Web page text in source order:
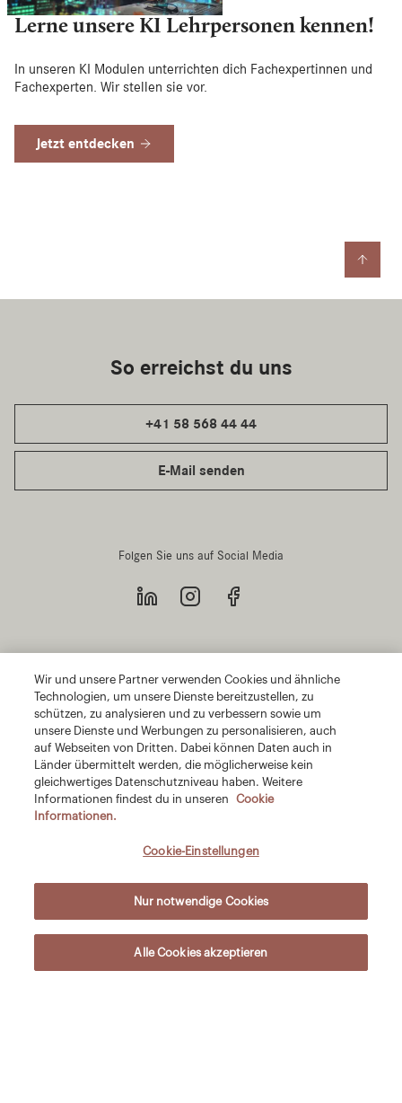
Wir und unsere Partner verwenden Cookies und ähnliche
Technologien, um unsere Dienste bereitzustellen, zu
schützen, zu analysieren und zu verbessern sowie um
unsere Dienste und Werbungen zu personalisieren, auch
auf Webseiten von Dritten. Dabei können Daten auch in
Länder übermittelt werden, die möglicherweise kein
gleichwertiges Datenschutzniveau haben. Weitere
Informationen findest du in unseren
Cookie
Informationen.
Cookie-Einstellungen
Nur notwendige Cookies
Alle Cookies akzeptieren